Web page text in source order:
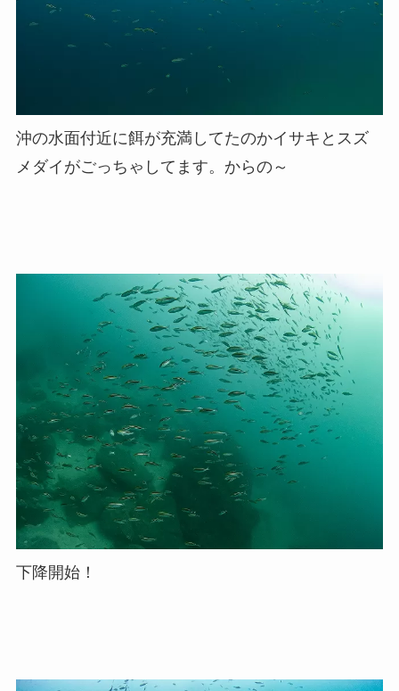
沖の水面付近に餌が充満してたのかイサキとスズ
メダイがごっちゃしてます。からの～
下降開始！